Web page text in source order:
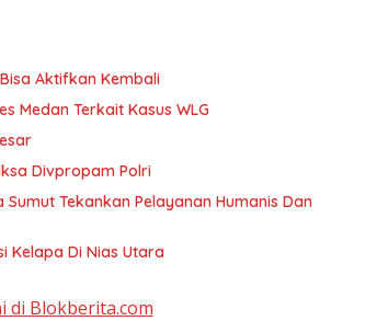
Aktifkan Kembali
Medan Terkait Kasus WLG
Divpropam Polri
Tekankan Pelayanan Humanis Dan
Kelapa Di Nias Utara
di Blokberita.com